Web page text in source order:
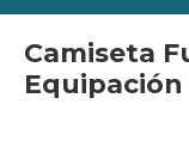
Camiseta